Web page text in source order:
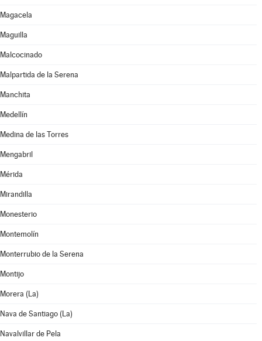
Magacela
Maguilla
Malcocinado
Malpartida de la Serena
Manchita
Medellín
Medina de las Torres
Mengabril
Mérida
Mirandilla
Monesterio
Montemolín
Monterrubio de la Serena
Montijo
Morera (La)
Nava de Santiago (La)
Navalvillar de Pela